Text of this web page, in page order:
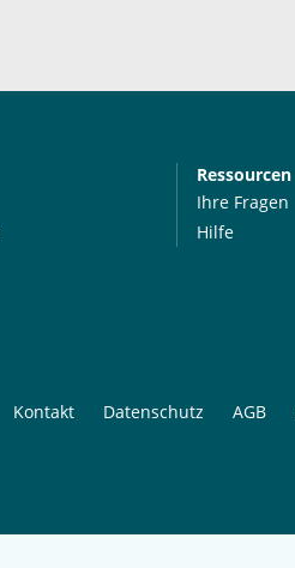
Ressourcen
Ihre Fragen
Hilfe
Kontakt Datenschutz AGB